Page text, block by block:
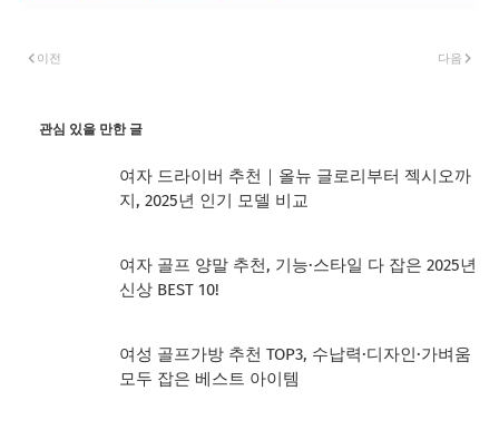
다음
이전
관심 있을 만한 글
여자 드라이버 추천｜올뉴 글로리부터 젝시오까
지, 2025년 인기 모델 비교
여자 골프 양말 추천, 기능·스타일 다 잡은 2025년
신상 BEST 10!
여성 골프가방 추천 TOP3, 수납력·디자인·가벼움
모두 잡은 베스트 아이템